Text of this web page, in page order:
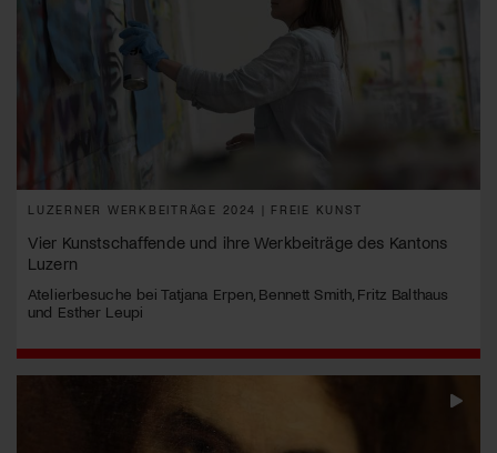
LUZERNER WERKBEITRÄGE 2024 | FREIE KUNST
Vier Kunstschaffende und ihre Werkbeiträge des Kantons
Luzern
Atelierbesuche bei Tatjana Erpen, Bennett Smith, Fritz Balthaus
und Esther Leupi